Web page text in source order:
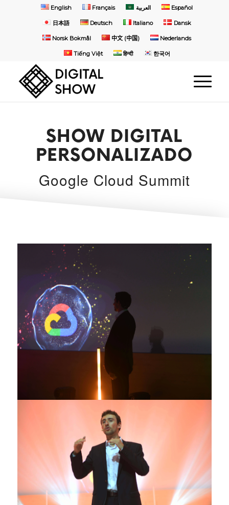
English Français العربية Español
日本語 Deutsch Italiano Dansk
Norsk Bokmål 中文 (中国) Nederlands
Tiếng Việt हिन्दी 한국어
SHOW DIGITAL
PERSONALIZADO
Google Cloud Summit